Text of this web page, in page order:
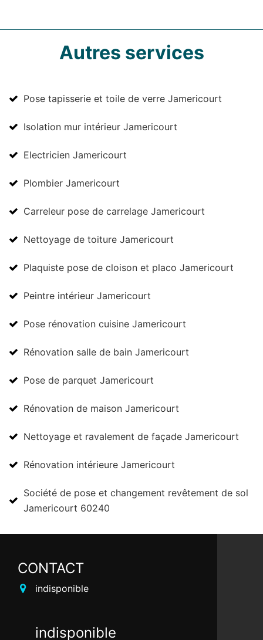
Autres services
Pose tapisserie et toile de verre Jamericourt
Isolation mur intérieur Jamericourt
Electricien Jamericourt
Plombier Jamericourt
Carreleur pose de carrelage Jamericourt
Nettoyage de toiture Jamericourt
Plaquiste pose de cloison et placo Jamericourt
Peintre intérieur Jamericourt
Pose rénovation cuisine Jamericourt
Rénovation salle de bain Jamericourt
Pose de parquet Jamericourt
Rénovation de maison Jamericourt
Nettoyage et ravalement de façade Jamericourt
Rénovation intérieure Jamericourt
Société de pose et changement revêtement de sol
Jamericourt 60240
CONTACT
indisponible
indisponible